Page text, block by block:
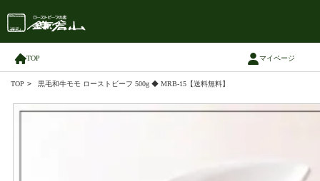
TOP マイページ
TOP > 黒毛和牛モモ ローストビーフ 500g ◆ MRB-15【送料無料】